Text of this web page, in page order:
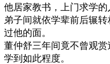
他居家教书，上门求学的
弟子间就依学辈前后辗
过他的面。
董仲舒三年间竟不曾观
学到如此程度。